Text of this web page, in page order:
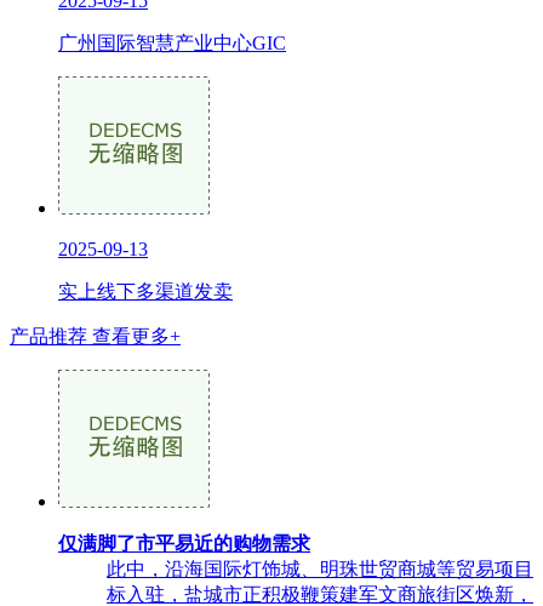
广州国际智慧产业中心GIC
2025-09-13
实上线下多渠道发卖
产品推荐 查看更多+
仅满脚了市平易近的购物需求
此中，沿海国际灯饰城、明珠世贸商城等贸易项目
标入驻，盐城市正积极鞭策建军文商旅街区焕新，